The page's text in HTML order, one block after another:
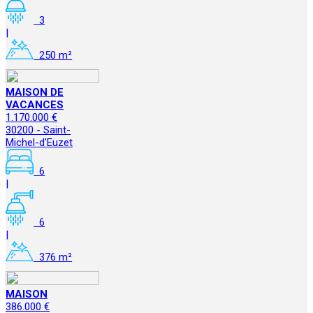
3
250 m²
MAISON DE
VACANCES
1.170.000 €
30200 - Saint-
Michel-d'Euzet
6
6
376 m²
MAISON
386.000 €